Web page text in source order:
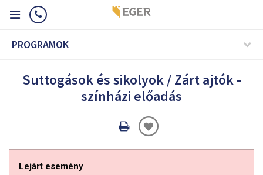
PROGRAMOK
Suttogások és sikolyok / Zárt ajtók -
színházi előadás
Oldal
Lejárt esemény